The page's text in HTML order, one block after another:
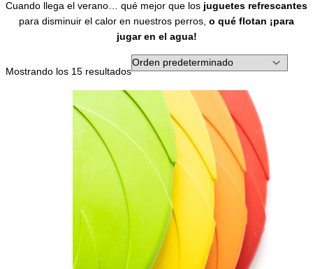
Cuando llega el verano… qué mejor que los juguetes refrescantes
para disminuir el calor en nuestros perros, o qué flotan ¡para
jugar en el agua!
Mostrando los 15 resultados